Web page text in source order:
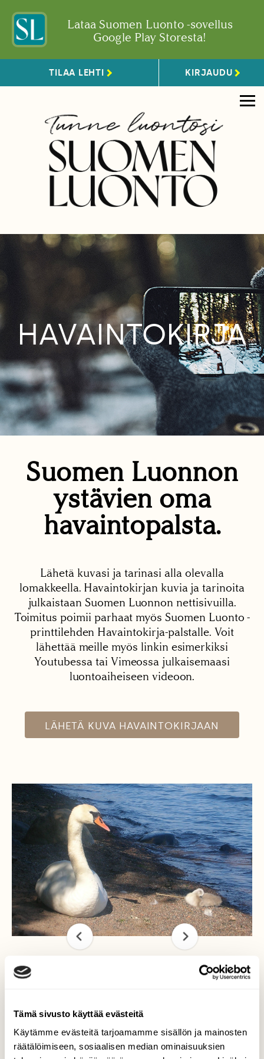
Tämä sivusto käyttää evästeitä
Käytämme evästeitä tarjoamamme sisällön ja mainosten
räätälöimiseen, sosiaalisen median ominaisuuksien
Lataa Suomen Luonto -sovellus
Google Play Storesta!
TILAA LEHTI KIRJAUDU
HAVAINTOKIRJA
Suomen Luonnon
ystävien oma
havaintopalsta.
Lähetä kuvasi ja tarinasi alla olevalla
lomakkeella. Havaintokirjan kuvia ja tarinoita
julkaistaan Suomen Luonnon nettisivuilla.
Toimitus poimii parhaat myös Suomen Luonto -
printtilehden Havaintokirja-palstalle. Voit
lähettää meille myös linkin esimerkiksi
Youtubessa tai Vimeossa julkaisemaasi
luontoaiheiseen videoon.
LÄHETÄ KUVA HAVAINTOKIRJAAN
kanssa
Olimme kävelleet jo Korkesaaresta pois, kun
huomasin kyhmyjoutsenen alempana